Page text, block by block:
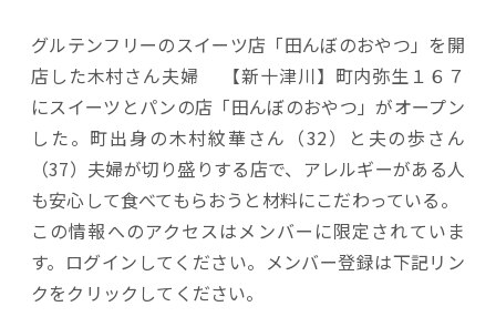
グルテンフリーのスイーツ店「田んぼのおやつ」を開
店した木村さん夫婦 【新十津川】町内弥生１６７
にスイーツとパンの店「田んぼのおやつ」がオープン
した。町出身の木村紋華さん（32）と夫の歩さん
（37）夫婦が切り盛りする店で、アレルギーがある人
も安心して食べてもらおうと材料にこだわっている。
この情報へのアクセスはメンバーに限定されていま
す。ログインしてください。メンバー登録は下記リン
クをクリックしてください。